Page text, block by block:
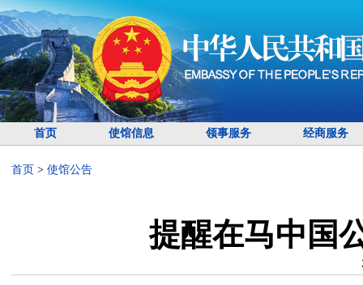
首页 使馆信息 领事服务 经商服务
首页 > 使馆公告
提醒在马中国